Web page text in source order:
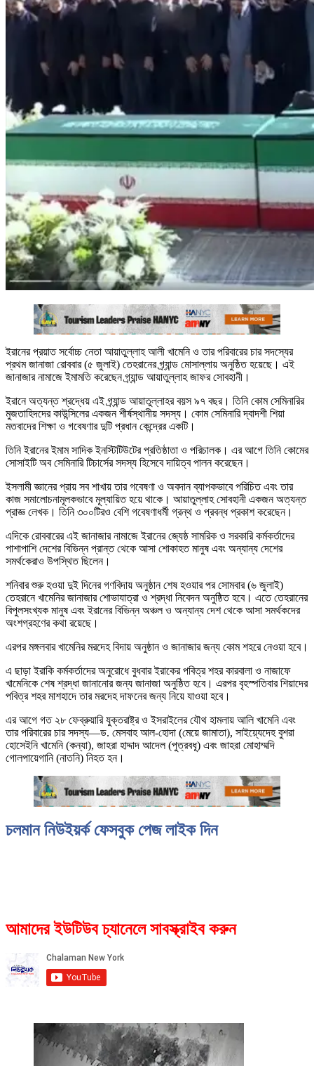
ইরানের প্রয়াত সর্বোচ্চ নেতা আয়াতুল্লাহ আলী খামেনি ও তার পরিবারের চার সদস্যের
প্রথম জানাজা রোববার (৫ জুলাই) তেহরানের গ্র্যান্ড মোসাল্লায় অনুষ্ঠিত হয়েছে। এই
জানাজার নামাজে ইমামতি করেছেন গ্র্যান্ড আয়াতুল্লাহ জাফর সোবহানী।
ইরানে অত্যন্ত শ্রদ্ধেয় এই গ্র্যান্ড আয়াতুল্লাহর বয়স ৯৭ বছর। তিনি কোম সেমিনারির
মুজতাহিদদের কাউন্সিলের একজন শীর্ষস্থানীয় সদস্য। কোম সেমিনারি দ্বাদশী শিয়া
মতবাদের শিক্ষা ও গবেষণার দুটি প্রধান কেন্দ্রের একটি।
তিনি ইরানের ইমাম সাদিক ইনস্টিটিউটের প্রতিষ্ঠাতা ও পরিচালক। এর আগে তিনি কোমের
সোসাইটি অব সেমিনারি টিচার্সের সদস্য হিসেবে দায়িত্ব পালন করেছেন।
ইসলামী জ্ঞানের প্রায় সব শাখায় তার গবেষণা ও অবদান ব্যাপকভাবে পরিচিত এবং তার
কাজ সমালোচনামূলকভাবে মূল্যায়িত হয়ে থাকে। আয়াতুল্লাহ সোবহানী একজন অত্যন্ত
প্রাজ্ঞ লেখক। তিনি ৩০০টিরও বেশি গবেষণাধর্মী গ্রন্থ ও প্রবন্ধ প্রকাশ করেছেন।
এদিকে রোববারের এই জানাজার নামাজে ইরানের জ্যেষ্ঠ সামরিক ও সরকারি কর্মকর্তাদের
পাশাপাশি দেশের বিভিন্ন প্রান্ত থেকে আসা শোকাহত মানুষ এবং অন্যান্য দেশের
সমর্থকেরাও উপস্থিত ছিলেন।
শনিবার শুরু হওয়া দুই দিনের গণবিদায় অনুষ্ঠান শেষ হওয়ার পর সোমবার (৬ জুলাই)
তেহরানে খামেনির জানাজার শোভাযাত্রা ও শ্রদ্ধা নিবেদন অনুষ্ঠিত হবে। এতে তেহরানের
বিপুলসংখ্যক মানুষ এবং ইরানের বিভিন্ন অঞ্চল ও অন্যান্য দেশ থেকে আসা সমর্থকদের
অংশগ্রহণের কথা রয়েছে।
এরপর মঙ্গলবার খামেনির মরদেহ বিদায় অনুষ্ঠান ও জানাজার জন্য কোম শহরে নেওয়া হবে।
এ ছাড়া ইরাকি কর্মকর্তাদের অনুরোধে বুধবার ইরাকের পবিত্র শহর কারবালা ও নাজাফে
খামেনিকে শেষ শ্রদ্ধা জানানোর জন্য জানাজা অনুষ্ঠিত হবে। এরপর বৃহস্পতিবার শিয়াদের
পবিত্র শহর মাশহাদে তার মরদেহ দাফনের জন্য নিয়ে যাওয়া হবে।
এর আগে গত ২৮ ফেব্রুয়ারি যুক্তরাষ্ট্র ও ইসরাইলের যৌথ হামলায় আলি খামেনি এবং
তার পরিবারের চার সদস্য—ড. মেসবাহ আল-হোদা (মেয়ে জামাতা), সাইয়্যেদেহ বুশরা
হোসেইনি খামেনি (কন্যা), জাহরা হাদ্দাদ আদেল (পুত্রবধূ) এবং জাহরা মোহাম্মদি
গোলপায়েগানি (নাতনি) নিহত হন।
চলমান নিউইয়র্ক ফেসবুক পেজ লাইক দিন
আমাদের ইউটিউব চ্যানেলে সাবস্ক্রাইব করুন